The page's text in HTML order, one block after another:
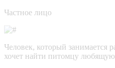
Частное лицо
Человек, который занимается
хочет найти питомцу